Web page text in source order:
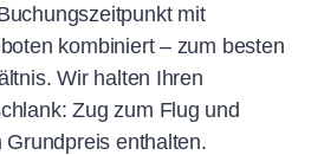
mit
kombiniert – zum besten
Wir halten Ihren
Zug zum Flug und
enthalten.